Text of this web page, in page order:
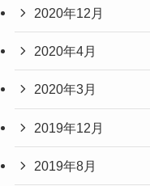
2020年12月
2020年4月
2020年3月
2019年12月
2019年8月